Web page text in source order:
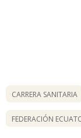
CARRERA SANITARIA
FEDERACIÓN